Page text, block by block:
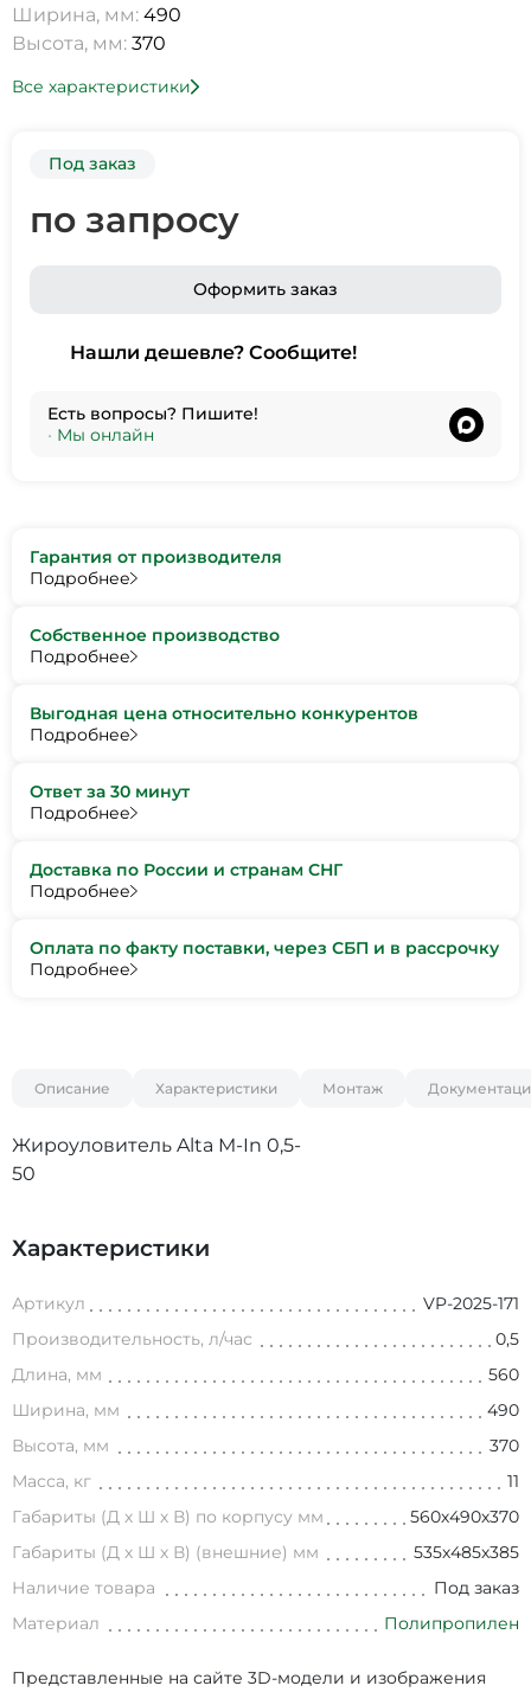
Ширина, мм: 490
Высота, мм: 370
Все характеристики
Под заказ
по запросу
Оформить заказ
Нашли дешевле? Сообщите!
Есть вопросы? Пишите!
• Мы онлайн
Гарантия от производителя
Подробнее
Собственное производство
Подробнее
Выгодная цена относительно конкурентов
Подробнее
Ответ за 30 минут
Подробнее
Доставка по России и странам СНГ
Подробнее
Оплата по факту поставки, через СБП и в рассрочку
Подробнее
Описание Характеристики Монтаж
Жироуловитель Alta M-In 0,5-
50
Характеристики
Артикул
VP-2025-171
Производительность, л/час
0,5
Длина, мм
560
Ширина, мм
490
Высота, мм
370
Масса, кг
11
Габариты (Д х Ш х В) по корпусу мм
560х490х370
Габариты (Д х Ш х В) (внешние) мм
535х485х385
Наличие товара
Под заказ
Материал
Полипропилен
Представленные на сайте 3D-модели и изображения